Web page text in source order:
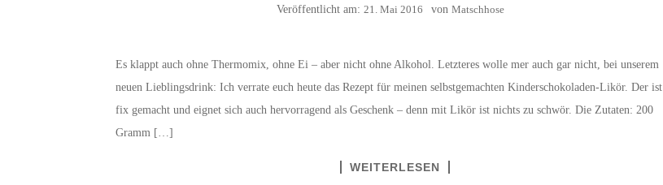
Veröffentlicht am: 21. Mai 2016 vonMatschhose
Es klappt auch ohne Thermomix, ohne Ei – aber nicht ohne Alkohol. Letzteres wolle mer auch gar nicht, bei unserem
neuen Lieblingsdrink: Ich verrate euch heute das Rezept für meinen selbstgemachten Kinderschokoladen-Likör. Der ist
fix gemacht und eignet sich auch hervorragend als Geschenk – denn mit Likör ist nichts zu schwör. Die Zutaten: 200
Gramm […]
WEITERLESEN